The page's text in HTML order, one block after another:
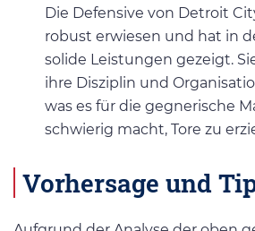
Die Defensive von Detroit
robust erwiesen und hat in
solide Leistungen gezeigt.
ihre Disziplin und
was es für die gegnerische
schwierig macht, Tore zu
Vorhersage und